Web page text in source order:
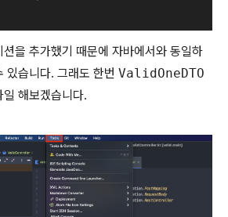
을 추가했기 때문에 자바에서와 동일하
있습니다. 그래도 한번 ValidOneDTO
해보겠습니다.